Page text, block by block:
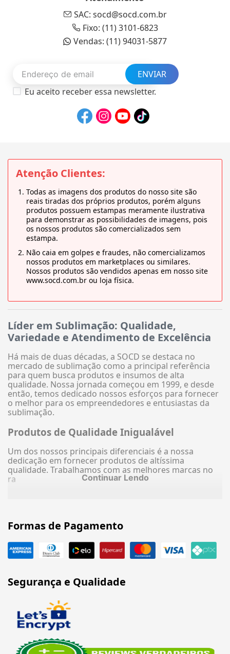
SAC: socd@socd.com.br
Fixo: (11) 3101-6823
Vendas: (11) 94031-5877
ENVIAR
Eu aceito receber essa newsletter.
Atenção Clientes:
Todas as imagens dos produtos do nosso site são
reais tiradas dos próprios produtos, porém alguns
produtos possuem estampas meramente ilustrativa
para demonstrar as possibilidades de imagens, pois
os nossos produtos são comercializados sem
estampa.
Não caia em golpes e fraudes, não comercializamos
nossos produtos em marketplaces ou similares.
Nossos produtos são vendidos apenas em nosso site
www.socd.com.br ou loja física.
Líder em Sublimação: Qualidade,
Variedade e Atendimento de Excelência
Há mais de duas décadas, a SOCD se destaca no
mercado de sublimação como a principal referência
para quem busca produtos e insumos de alta
qualidade. Nossa jornada começou em 1999, e desde
então, temos dedicado nossos esforços para fornecer
o melhor para os empreendedores e entusiastas da
sublimação.
Produtos de Qualidade Inigualável
Um dos nossos principais diferenciais é a nossa
dedicação em fornecer produtos de altíssima
qualidade. Trabalhamos com as melhores marcas no
ra
Continuar Lendo
Formas de Pagamento
Segurança e Qualidade